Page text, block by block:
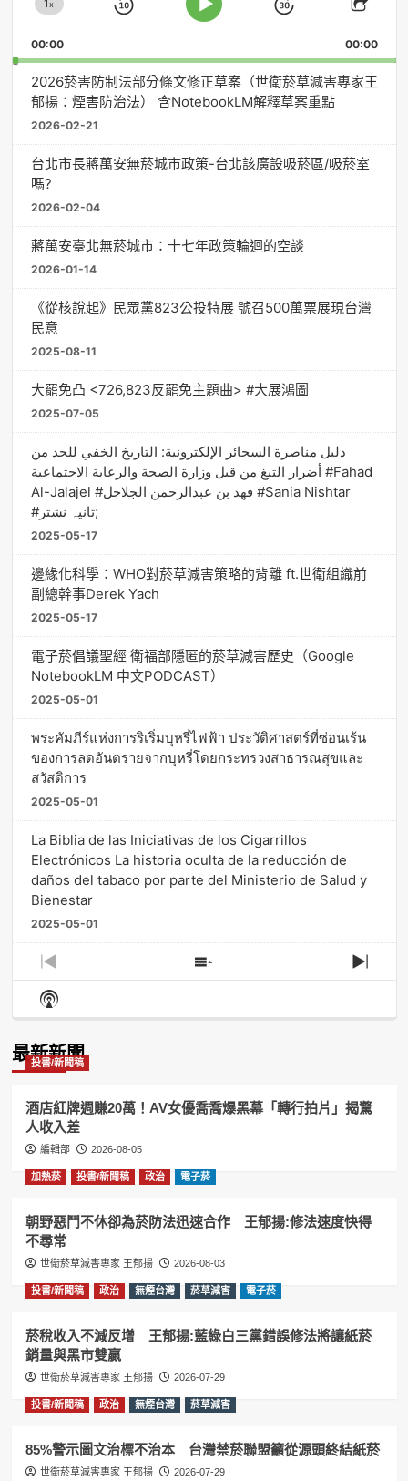
Change
Rate
1 x
Skip
Play
Jump
Forward
Share
00:00 00:00
2026菸害防制法部分條文修正草案（世衛菸草減害專家王
郁揚：煙害防治法） 含NotebookLM解釋草案重點
2026-02-21
台北市長蔣萬安無菸城市政策-台北該廣設吸菸區/吸菸室
嗎?
2026-02-04
蔣萬安臺北無菸城市：十七年政策輪迴的空談
2026-01-14
《從核說起》民眾黨823公投特展 號召500萬票展現台灣
民意
2025-08-11
大罷免凸 <726,823反罷免主題曲> #大展鴻圖
2025-07-05
دليل مناصرة السجائر الإلكترونية: التاريخ الخفي للحد من
أضرار التبغ من قبل وزارة الصحة والرعاية الاجتماعية #Fahad
Al-Jalajel #فهد بن عبدالرحمن الجلاجل #Sania Nishtar
#ثانیہ نشتر;
2025-05-17
邊緣化科學：WHO對菸草減害策略的背離 ft.世衛組織前
副總幹事Derek Yach
2025-05-17
電子菸倡議聖經 衛福部隱匿的菸草減害歷史（Google
NotebookLM 中文PODCAST）
2025-05-01
พระคัมภีร์แห่งการริเริ่มบุหรี่ไฟฟ้า ประวัติศาสตร์ที่ซ่อนเร้น
ของการลดอันตรายจากบุหรี่โดยกระทรวงสาธารณสุขและ
สวัสดิการ
2025-05-01
La Biblia de las Iniciativas de los Cigarrillos
Electrónicos La historia oculta de la reducción de
daños del tabaco por parte del Ministerio de Salud y
Bienestar
2025-05-01
Previous
Episode
Show
Episodes
Next
Show
Podcast
最新新聞
投書/新聞稿
酒店紅牌週賺20萬！AV女優喬喬爆黑幕「轉行拍片」揭驚
人收入差
編輯部 2026-08-05
加熱菸 投書/新聞稿 政治 電子菸
朝野惡鬥不休卻為菸防法迅速合作 王郁揚:修法速度快得
不尋常
世衛菸草減害專家 王郁揚 2026-08-03
投書/新聞稿 政治 無煙台灣 菸草減害 電子菸
菸稅收入不減反增 王郁揚:藍綠白三黨錯誤修法將讓紙菸
銷量與黑市雙贏
世衛菸草減害專家 王郁揚 2026-07-29
投書/新聞稿 政治 無煙台灣 菸草減害
85%警示圖文治標不治本 台灣禁菸聯盟籲從源頭終結紙菸
世衛菸草減害專家 王郁揚 2026-07-29